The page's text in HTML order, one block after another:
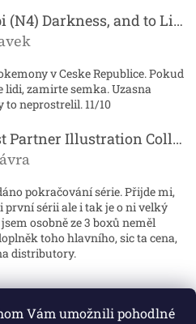
Vám umožnili pohodlné
Shining Celebi (N4) Darkness, and to Light...
je 5 z 5 hvězdiček.
v Ceske Republice. Pokud
lidi, zamirte semka. Uzasna
neprostrelil. 11/10
Pokémon First Partner Illustration Collection - Series 2
je 5 z 5 hvězdiček.
pokračování série. Přijde mi,
první sérii ale i tak je o ni velký
osobně ze 3 boxů neměl
toho hlavního, sic ta cena,
distributory.